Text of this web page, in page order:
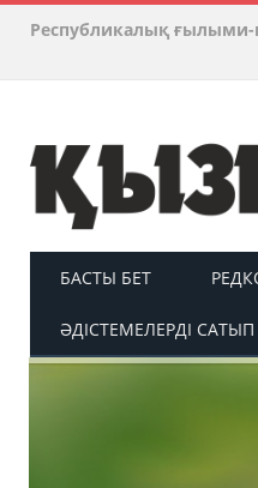
Республикалық
БАСТЫ БЕТ
ӘДІСТЕМЕЛЕРДІ